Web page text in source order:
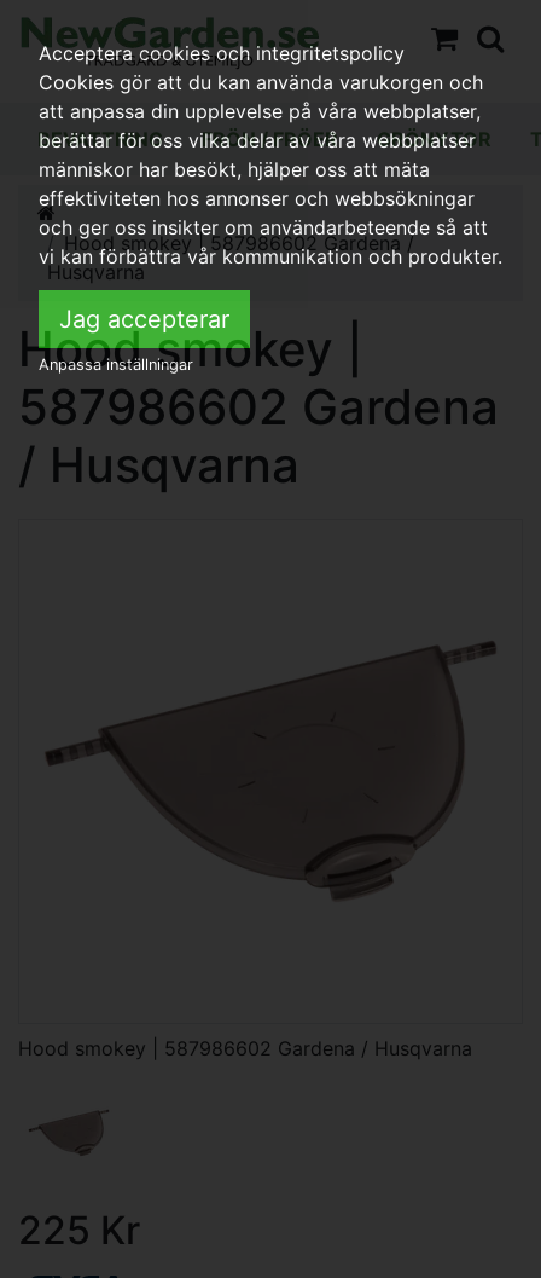
BEVATTNING FRÖN / FRÖER GRÖNYTOR
Hood smokey | 587986602 Gardena /
Husqvarna
Hood smokey |
587986602 Gardena
/ Husqvarna
Hood smokey | 587986602 Gardena / Husqvarna
225 Kr
Acceptera cookies och integritetspolicy
Cookies gör att du kan använda varukorgen och
att anpassa din upplevelse på våra webbplatser,
berättar för oss vilka delar av våra webbplatser
människor har besökt, hjälper oss att mäta
effektiviteten hos annonser och webbsökningar
och ger oss insikter om användarbeteende så att
vi kan förbättra vår kommunikation och produkter.
Jag accepterar
Anpassa inställningar